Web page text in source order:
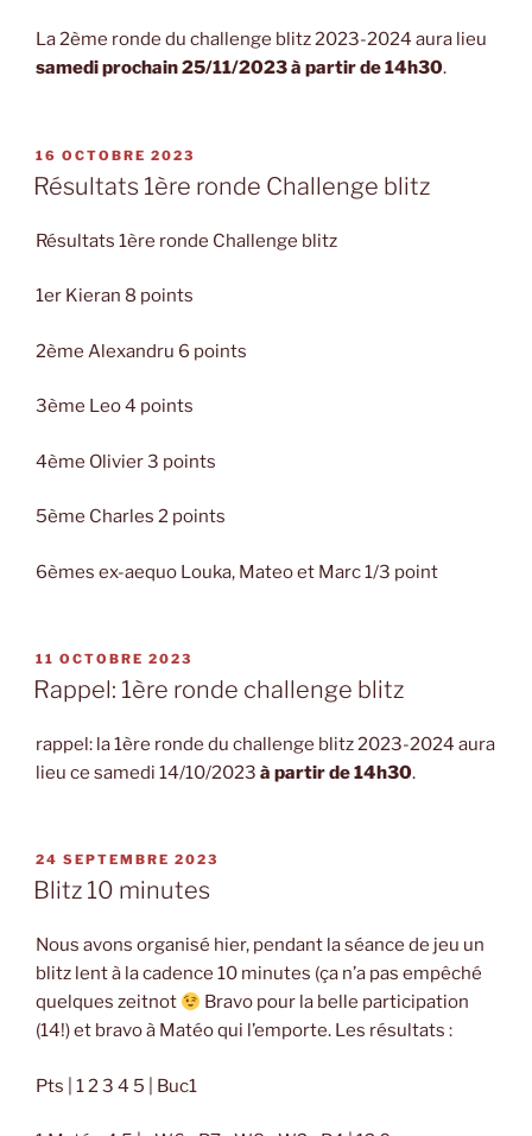
La 2ème ronde du challenge blitz 2023-2024 aura lieu
samedi prochain 25/11/2023 à partir de 14h30.
PUBLIÉ
LE
16 OCTOBRE 2023
Résultats 1ère ronde Challenge blitz
Résultats 1ère ronde Challenge blitz
1er Kieran 8 points
2ème Alexandru 6 points
3ème Leo 4 points
4ème Olivier 3 points
5ème Charles 2 points
6èmes ex-aequo Louka, Mateo et Marc 1/3 point
PUBLIÉ
LE
11 OCTOBRE 2023
Rappel: 1ère ronde challenge blitz
rappel: la 1ère ronde du challenge blitz 2023-2024 aura
lieu ce samedi 14/10/2023 à partir de 14h30.
PUBLIÉ
LE
24 SEPTEMBRE 2023
Blitz 10 minutes
Nous avons organisé hier, pendant la séance de jeu un
blitz lent à la cadence 10 minutes (ça n’a pas empêché
quelques zeitnot
Bravo pour la belle participation
(14!) et bravo à Matéo qui l’emporte. Les résultats :
Pts | 1 2 3 4 5 | Buc1